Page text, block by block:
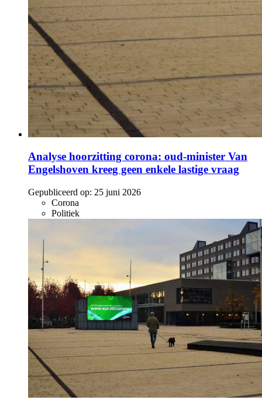
Analyse hoorzitting corona: oud-minister Van
Engelshoven kreeg geen enkele lastige vraag
Gepubliceerd op: 25 juni 2026
Corona
Politiek